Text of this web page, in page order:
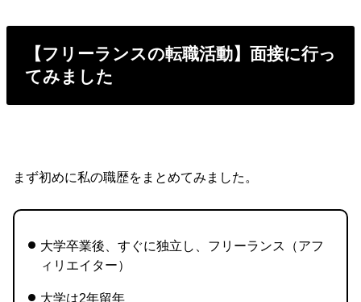
【フリーランスの転職活動】面接に行っ
てみました
まず初めに私の職歴をまとめてみました。
大学卒業後、すぐに独立し、フリーランス（アフ
ィリエイター）
大学は2年留年